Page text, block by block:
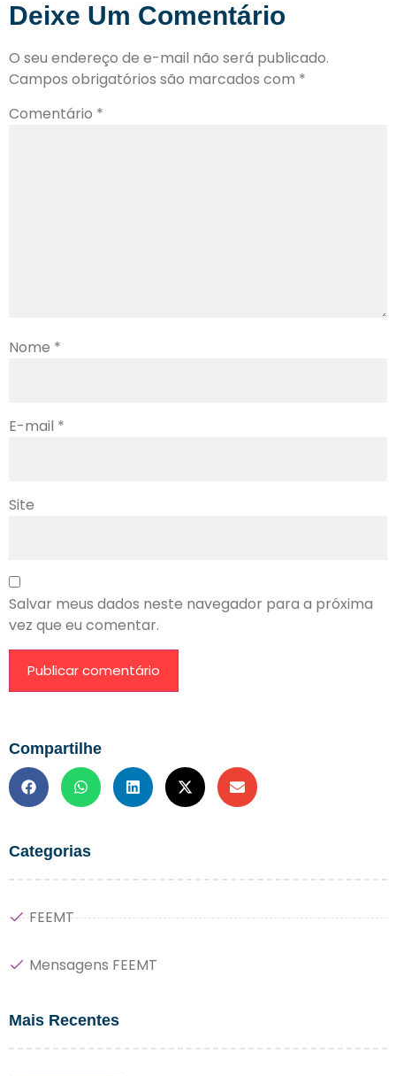
Compartilhe
Categorias
FEEMT
Mensagens FEEMT
Mais Recentes
Deixe Um Comentário
O seu endereço de e-mail não será publicado.
Campos obrigatórios são marcados com *
Comentário *
Nome *
E-mail *
Site
Salvar meus dados neste navegador para a próxima
vez que eu comentar.